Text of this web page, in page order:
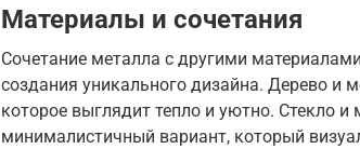
Материалы и сочетания
Сочетание металла с другими
создания уникального дизайна. Дерево и
которое выглядит тепло и уютно. Стекло
минималистичный вариант, который